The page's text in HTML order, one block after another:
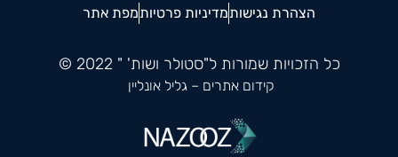
הצהרת נגישותמדיניות פרטיותמפת אתר
כל הזכויות שמורות ל"סטולר ושות' " 2022 ©
קידום אתרים – גליל אונליין